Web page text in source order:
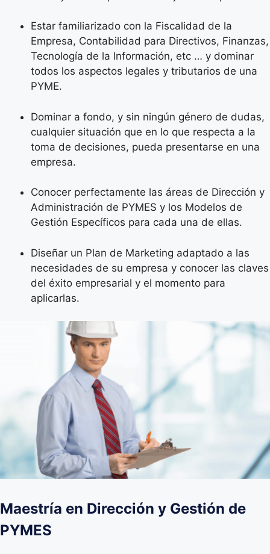
Estar familiarizado con la Fiscalidad de la
Empresa, Contabilidad para Directivos, Finanzas,
Tecnología de la Información, etc … y dominar
todos los aspectos legales y tributarios de una
PYME.
Dominar a fondo, y sin ningún género de dudas,
cualquier situación que en lo que respecta a la
toma de decisiones, pueda presentarse en una
empresa.
Conocer perfectamente las áreas de Dirección y
Administración de PYMES y los Modelos de
Gestión Específicos para cada una de ellas.
Diseñar un Plan de Marketing adaptado a las
necesidades de su empresa y conocer las claves
del éxito empresarial y el momento para
aplicarlas.
Maestría en Dirección y Gestión de
PYMES